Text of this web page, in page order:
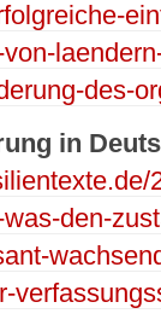
des-
in
den-